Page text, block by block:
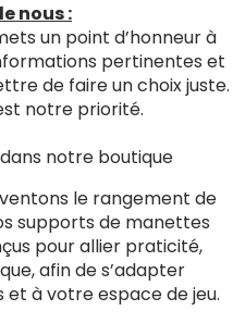
nous :
un point d’honneur à
pertinentes et
de faire un choix juste.
notre priorité.
notre boutique
le rangement de
supports de manettes
pour allier praticité,
afin de s’adapter
à votre espace de jeu.